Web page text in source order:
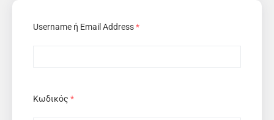
Username ή Email Address*
Κωδικός*